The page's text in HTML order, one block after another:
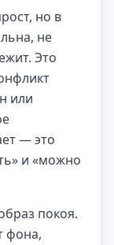
но в
не
Это
или
— это
и «можно
покоя.
фона,